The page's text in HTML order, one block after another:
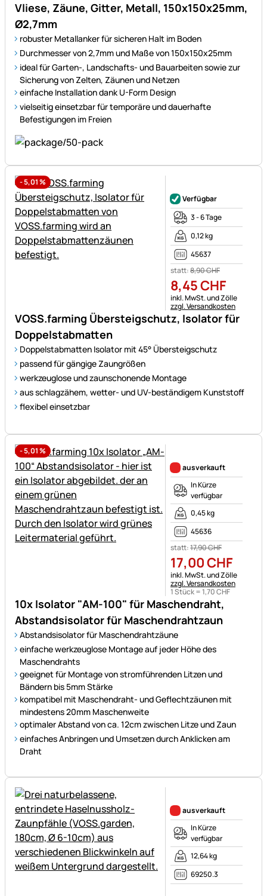
Vliese, Zäune, Gitter, Metall, 150x150x25mm,
Ø2,7mm
robuster Metallanker für sicheren Halt im Boden
Durchmesser von 2,7mm und Maße von 150x150x25mm
ideal für Garten-, Landschafts- und Bauarbeiten sowie zur
Sicherung von Zelten, Zäunen und Netzen
einfache Installation dank U-Form Design
vielseitig einsetzbar für temporäre und dauerhafte
Befestigungen im Freien
-5,01%
VOSS.farming Übersteigschutz, Isolator für
Doppelstabmatten
Doppelstabmatten Isolator mit 45° Übersteigschutz
passend für gängige Zaungrößen
werkzeuglose und zaunschonende Montage
aus schlagzähem, wetter- und UV-beständigem Kunststoff
flexibel einsetzbar
Verfügbar
3 - 6 Tage
0,12 kg
45637
statt:8,90CHF
8,45CHF
Steuerhinweis:
inkl. MwSt. und Zölle
zzgl. Versandkosten
-5,01%
10x Isolator "AM-100" für Maschendraht,
Abstandsisolator für Maschendrahtzaun
Abstandsisolator für Maschendrahtzäune
einfache werkzeuglose Montage auf jeder Höhe des
Maschendrahts
geeignet für Montage von stromführenden Litzen und
Bändern bis 5mm Stärke
kompatibel mit Maschendraht- und Geflechtzäunen mit
mindestens 20mm Maschenweite
optimaler Abstand von ca. 12cm zwischen Litze und Zaun
einfaches Anbringen und Umsetzen durch Anklicken am
Draht
ausverkauft
In Kürze
verfügbar
0,45 kg
45636
statt:17,90CHF
17,00CHF
Steuerhinweis:
inkl. MwSt. und Zölle
zzgl. Versandkosten
1 Stück =1,70CHF
ausverkauft
In Kürze
verfügbar
12,64 kg
69250.3